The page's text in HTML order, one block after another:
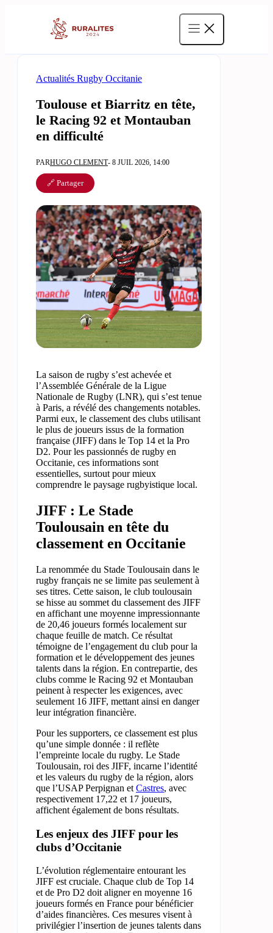
Actualités Rugby Occitanie
Toulouse et Biarritz en tête,
le Racing 92 et Montauban
en difficulté
PARHUGO CLEMENT- 8 JUIL 2026, 14:00
🔗 Partager
La saison de rugby s’est achevée et
l’Assemblée Générale de la Ligue
Nationale de Rugby (LNR), qui s’est tenue
à Paris, a révélé des changements notables.
Parmi eux, le classement des clubs utilisant
le plus de joueurs issus de la formation
française (JIFF) dans le Top 14 et la Pro
D2. Pour les passionnés de rugby en
Occitanie, ces informations sont
essentielles, surtout pour mieux
comprendre le paysage rugbyistique local.
JIFF : Le Stade
Toulousain en tête du
classement en Occitanie
La renommée du Stade Toulousain dans le
rugby français ne se limite pas seulement à
ses titres. Cette saison, le club toulousain
se hisse au sommet du classement des JIFF
en affichant une moyenne impressionnante
de 20,46 joueurs formés localement sur
chaque feuille de match. Ce résultat
témoigne de l’engagement du club pour la
formation et le développement des jeunes
talents dans la région. En contrepartie, des
clubs comme le Racing 92 et Montauban
peinent à respecter les exigences, avec
seulement 16 JIFF, mettant ainsi en danger
leur intégration financière.
Pour les supporters, ce classement est plus
qu’une simple donnée : il reflète
l’empreinte locale du rugby. Le Stade
Toulousain, roi des JIFF, incarne l’identité
et les valeurs du rugby de la région, alors
que l’USAP Perpignan et Castres, avec
respectivement 17,22 et 17 joueurs,
affichent également de bons résultats.
Les enjeux des JIFF pour les
clubs d’Occitanie
L’évolution réglementaire entourant les
JIFF est cruciale. Chaque club de Top 14
et de Pro D2 doit aligner en moyenne 16
joueurs formés en France pour bénéficier
d’aides financières. Ces mesures visent à
privilégier l’insertion de jeunes talents dans